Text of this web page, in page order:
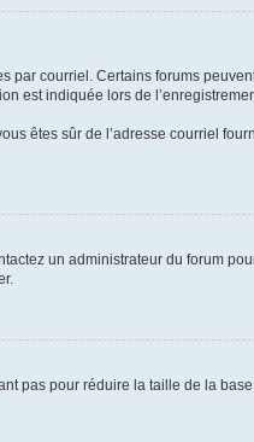
par courriel. Certains forums
est indiquée lors de
êtes sûr de l’adresse courriel
un administrateur du forum
pas pour réduire la taille de la